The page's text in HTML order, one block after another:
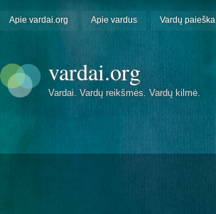
Apie vardai.org Apie vardus Vardų paieška
vardai.org
Vardai. Vardų reikšmės. Vardų kilmė.